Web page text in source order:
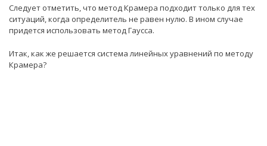
Следует отметить, что метод Крамера подходит только для тех
ситуаций, когда определитель не равен нулю. В ином случае
придется использовать метод Гаусса.
Итак, как же решается система линейных уравнений по методу
Крамера?